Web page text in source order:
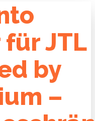
JTL
by
–